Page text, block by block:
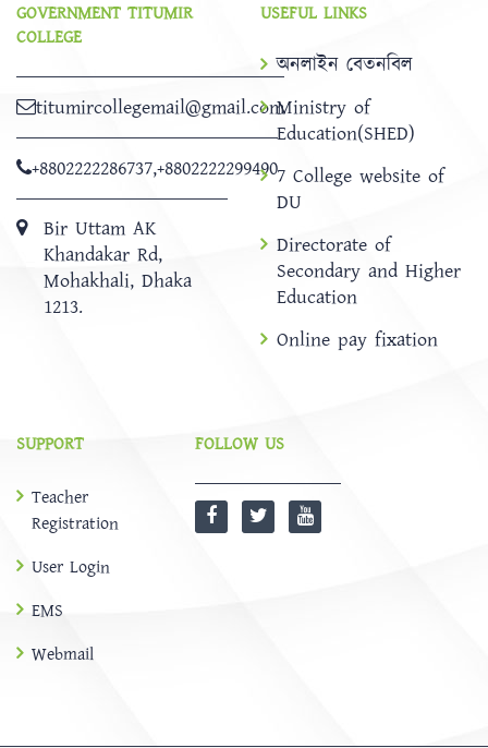
GOVERNMENT TITUMIR
COLLEGE
titumircollegemail@gmail.com
+8802222286737,+8802222299490
Bir Uttam AK
Khandakar Rd,
Mohakhali, Dhaka
1213.
USEFUL LINKS
অনলাইন বেতনবিল
Ministry of
Education(SHED)
7 College website of
DU
Directorate of
Secondary and Higher
Education
Online pay fixation
SUPPORT
Teacher
Registration
User Login
EMS
Webmail
FOLLOW US